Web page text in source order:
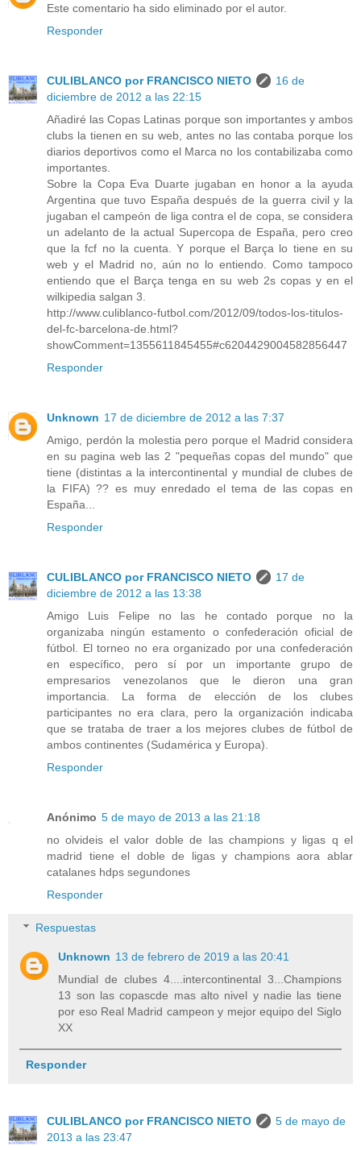
Este comentario ha sido eliminado por el autor.
Responder
CULIBLANCO por FRANCISCO NIETO
16 de
diciembre de 2012 a las 22:15
Añadiré las Copas Latinas porque son importantes y ambos
clubs la tienen en su web, antes no las contaba porque los
diarios deportivos como el Marca no los contabilizaba como
importantes.
Sobre la Copa Eva Duarte jugaban en honor a la ayuda
Argentina que tuvo España después de la guerra civil y la
jugaban el campeón de liga contra el de copa, se considera
un adelanto de la actual Supercopa de España, pero creo
que la fcf no la cuenta. Y porque el Barça lo tiene en su
web y el Madrid no, aún no lo entiendo. Como tampoco
entiendo que el Barça tenga en su web 2s copas y en el
wilkipedia salgan 3.
http://www.culiblanco-futbol.com/2012/09/todos-los-titulos-
del-fc-barcelona-de.html?
showComment=1355611845455#c6204429004582856447
Responder
Unknown 17 de diciembre de 2012 a las 7:37
Amigo, perdón la molestia pero porque el Madrid considera
en su pagina web las 2 "pequeñas copas del mundo" que
tiene (distintas a la intercontinental y mundial de clubes de
la FIFA) ?? es muy enredado el tema de las copas en
España...
Responder
CULIBLANCO por FRANCISCO NIETO
17 de
diciembre de 2012 a las 13:38
Amigo Luis Felipe no las he contado porque no la
organizaba ningún estamento o confederación oficial de
fútbol. El torneo no era organizado por una confederación
en específico, pero sí por un importante grupo de
empresarios venezolanos que le dieron una gran
importancia. La forma de elección de los clubes
participantes no era clara, pero la organización indicaba
que se trataba de traer a los mejores clubes de fútbol de
ambos continentes (Sudamérica y Europa).
Responder
Anónimo 5 de mayo de 2013 a las 21:18
no olvideis el valor doble de las champions y ligas q el
madrid tiene el doble de ligas y champions aora ablar
catalanes hdps segundones
Responder
Respuestas
Unknown 13 de febrero de 2019 a las 20:41
Mundial de clubes 4....intercontinental 3...Champions
13 son las copascde mas alto nivel y nadie las tiene
por eso Real Madrid campeon y mejor equipo del Siglo
XX
Responder
CULIBLANCO por FRANCISCO NIETO
5 de mayo de
2013 a las 23:47